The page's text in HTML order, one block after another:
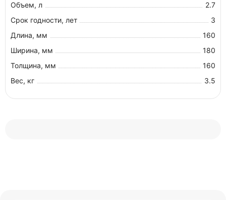
Объем, л
2.7
Срок годности, лет
3
Длина, мм
160
Ширина, мм
180
Толщина, мм
160
Вес, кг
3.5